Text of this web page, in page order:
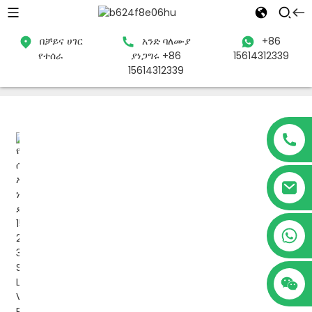
በቻይና ሀገር
የተሰራ
አንድ ባለሙያ
ያነጋግሩ +86
15614312339
+86
15614312339
ምርቶች የቮልቴጅ ማረጋጊያ
Servo ሞተር ነጠላ ደረጃ